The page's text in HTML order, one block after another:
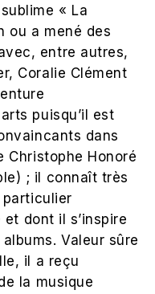
« La
ou a mené des
entre autres,
Coralie Clément
puisqu’il est
dans
Christophe Honoré
; il connaît très
particulier
et dont il s’inspire
Valeur sûre
il a reçu
la musique